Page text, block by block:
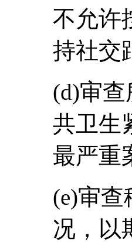
不允许
持社交
(d)审
共卫生
最严重
(e)审
况，以